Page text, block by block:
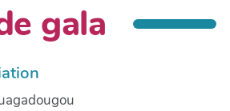
gala